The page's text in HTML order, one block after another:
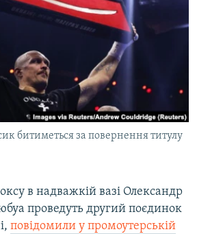
КРИМУ
битиметься за повернення титулу
в надважкій вазі Олександр
проведуть другий поєдинок
повідомили у промоутерській